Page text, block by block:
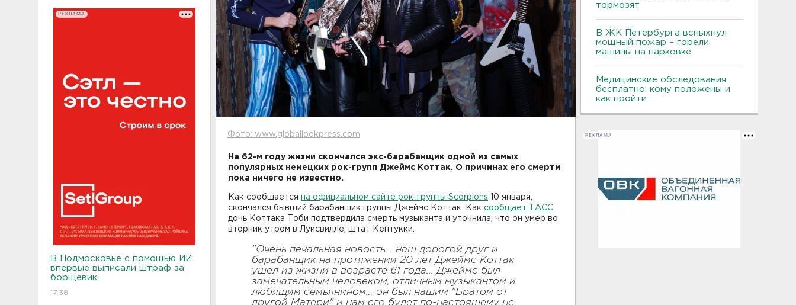
РЕКЛАМА
В Подмосковье с помощью ИИ
впервые выписали штраф за
борщевик
17:38
Фото: www.globallookpress.com
На 62-м году жизни скончался экс-барабанщик одной из самых
популярных немецких рок-групп Джеймс Коттак. О причинах его смерти
пока ничего не известно.
Как сообщается на официальном сайте рок-группы Scorpions 10 января,
скончался бывший барабанщик группы Джеймс Коттак. Как сообщает ТАСС
дочь Коттака Тоби подтвердила смерть музыканта и уточнила, что он умер во
вторник утром в Луисвилле, штат Кентукки.
"Очень печальная новость... наш дорогой друг и
барабанщик на протяжении 20 лет Джеймс Коттак
ушел из жизни в возрасте 61 года... Джеймс был
замечательным человеком, отличным музыкантом и
любящим семьянином… он был нашим "Братом от
другой Матери" и нам его будет по-настоящему не
тормозят
В ЖК Петербурга вспыхнул
мощный пожар – горели
машины на парковке
Медицинские обследования
бесплатно: кому положены и
как пройти
РЕКЛАМА